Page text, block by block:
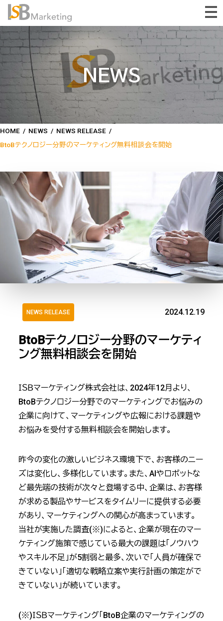
NEWS
HOME / NEWS / NEWS RELEASE /
BtoBテクノロジー分野のマーケティング無料相談会を開始
NEWS RELEASE 2024.12.19
BtoBテクノロジー分野のマーケティ
ング無料相談会を開始
ＩＳＢマーケティング株式会社は、2024年12月より、
BtoBテクノロジー分野でのマーケティングでお悩みの
企業に向けて、マーケティングや広報における課題や
お悩みを受付する無料相談会を開始します。
昨今の変化の激しいビジネス環境下で、お客様のニー
ズは変化し、多様化しています。また、AIやロボットな
ど最先端の技術が次々と登場する中、企業は、お客様
が求める製品やサービスをタイムリーに提供する必要
があり、マーケティングへの関心が高まっています。
当社が実施した調査(※)によると、企業が現在のマー
ケティング施策で感じている最大の課題は「ノウハウ
やスキル不足」が5割弱と最多、次いで「人員が確保で
きていない」「適切な戦略立案や実行計画の策定がで
きていない」が続いています。
(※)ＩＳＢマーケティング「BtoB企業のマーケティングの